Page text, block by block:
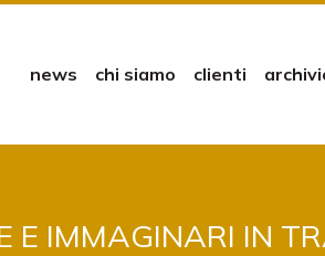
news chi siamo clienti
E IMMAGINARI IN